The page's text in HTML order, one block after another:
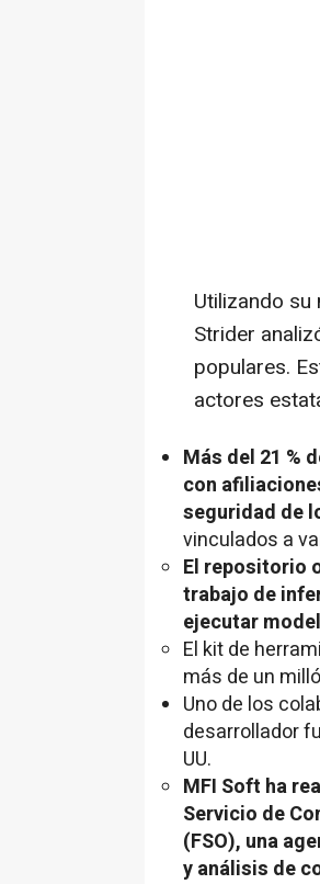
Utilizando su
Strider
populares.
actores
Más del 21 %
con
seguridad de
vinculados a
El repositorio
trabajo de
ejecutar
El kit de
más de un
Uno de los
desarrollador
UU.
MFI Soft ha
Servicio de
(FSO), una
y análisis de